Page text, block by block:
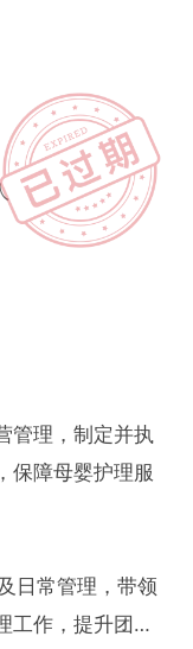
管理，制定并执
保障母婴护理服
日常管理，带领
工作，提升团队